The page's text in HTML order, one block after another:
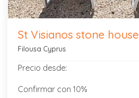
Rango
St Visianos stone house
Filousa Cyprus
Precio desde:
Confirmar con 10%